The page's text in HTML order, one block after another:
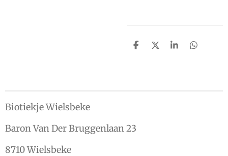
D
D
S
D
Biotiekje Wielsbeke
Baron Van Der Bruggenlaan 23
8710 Wielsbeke